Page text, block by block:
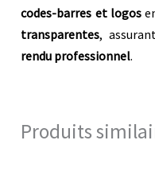
codes-barres et logos
transparentes,
rendu professionnel.
Produits